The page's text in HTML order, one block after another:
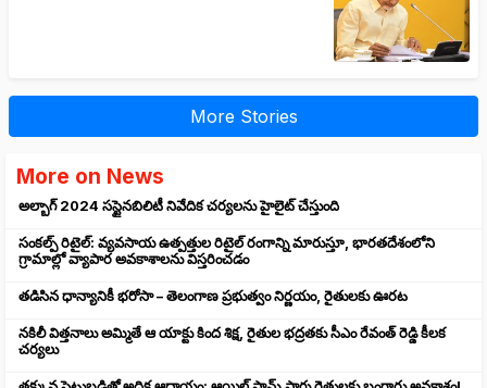
More Stories
More on News
అల్బాగ్ 2024 సస్టైనబిలిటీ నివేదిక చర్యలను హైలైట్ చేస్తుంది
సంకల్ప్ రిటైల్: వ్యవసాయ ఉత్పత్తుల రిటైల్ రంగాన్ని మారుస్తూ, భారతదేశంలోని
గ్రామాల్లో వ్యాపార అవకాశాలను విస్తరించడం
తడిసిన ధాన్యానికీ భరోసా – తెలంగాణ ప్రభుత్వం నిర్ణయం, రైతులకు ఊరట
నకిలీ విత్తనాలు అమ్మితే ఆ యాక్టు కింద శిక్ష, రైతుల భద్రతకు సీఎం రేవంత్ రెడ్డి కీలక
చర్యలు